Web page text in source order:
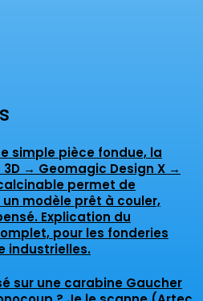
simple pièce fondue, la
→ Geomagic Design X →
permet de
modèle prêt à couler,
Explication du
pour les fonderies
industrielles.
sur une carabine Gaucher